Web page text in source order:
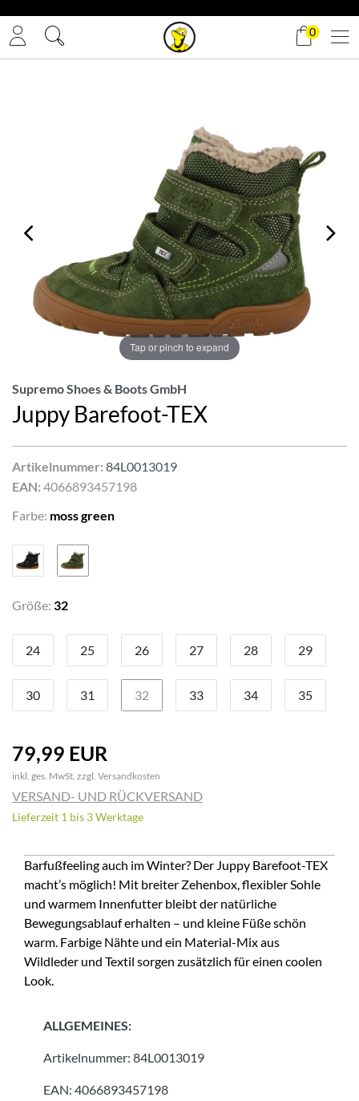
0
Tap or pinch to expand
Supremo Shoes & Boots GmbH
Juppy Barefoot-TEX
Artikelnummer: 84L0013019
EAN: 4066893457198
Farbe: moss green
Größe: 32
24 25 26 27 28 29
30 31 32 33 34 35
79,99 EUR
inkl. ges. MwSt. zzgl. Versandkosten
VERSAND- UND RÜCKVERSAND
Lieferzeit 1 bis 3 Werktage
Barfußfeeling auch im Winter? Der Juppy Barefoot-TEX
macht’s möglich! Mit breiter Zehenbox, flexibler Sohle
und warmem Innenfutter bleibt der natürliche
Bewegungsablauf erhalten – und kleine Füße schön
warm. Farbige Nähte und ein Material-Mix aus
Wildleder und Textil sorgen zusätzlich für einen coolen
Look.
ALLGEMEINES:
Artikelnummer: 84L0013019
EAN: 4066893457198